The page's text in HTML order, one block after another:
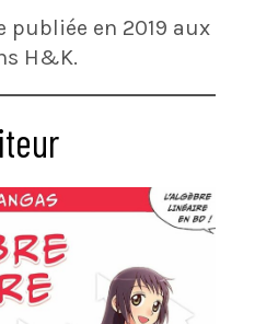
publiée en 2019 aux
H&K.